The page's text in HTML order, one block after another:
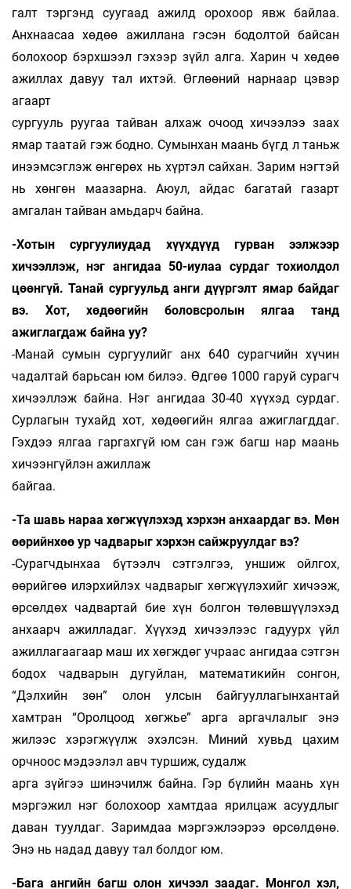
галт тэргэнд суугаад ажилд орохоор явж байлаа.
Анхнаасаа хөдөө ажиллана гэсэн бодолтой байсан
болохоор бэрхшээл гэхээр зүйл алга. Харин ч хөдөө
ажиллах давуу тал ихтэй. Өглөөний нарнаар цэвэр
агаарт
сургууль руугаа тайван алхаж очоод хичээлээ заах
ямар таатай гэж бодно. Сумынхан маань бүгд л таньж
инээмсэглэж өнгөрөх нь хүртэл сайхан. Зарим нэгтэй
нь хөнгөн маазарна. Аюул, айдас багатай газарт
амгалан тайван амьдарч байна.
-Хотын сургуулиудад хүүхдүүд гурван ээлжээр
хичээллэж, нэг ангидаа 50-иулаа сурдаг тохиолдол
цөөнгүй. Танай сургуульд анги дүүргэлт ямар байдаг
вэ. Хот, хөдөөгийн боловсролын ялгаа танд
ажиглагдаж байна уу?
-Манай сумын сургуулийг анх 640 сурагчийн хүчин
чадалтай барьсан юм билээ. Өдгөө 1000 гаруй сурагч
хичээллэж байна. Нэг ангидаа 30-40 хүүхэд сурдаг.
Сурлагын тухайд хот, хөдөөгийн ялгаа ажиглагддаг.
Гэхдээ ялгаа гаргахгүй юм сан гэж багш нар маань
хичээнгүйлэн ажиллаж
байгаа.
-Та шавь нараа хөгжүүлэхэд хэрхэн анхаардаг вэ. Мөн
өөрийнхөө ур чадварыг хэрхэн сайжруулдаг вэ?
-Сурагчдынхаа бүтээлч сэтгэлгээ, уншиж ойлгох,
өөрийгөө илэрхийлэх чадварыг хөгжүүлэхийг хичээж,
өрсөлдөх чадвартай бие хүн болгон төлөвшүүлэхэд
анхаарч ажилладаг. Хүүхэд хичээлээс гадуурх үйл
ажиллагаагаар маш их хөгждөг учраас ангидаа сэтгэн
бодох чадварын дугуйлан, математикийн сонгон,
“Дэлхийн зөн” олон улсын байгууллагынхантай
хамтран “Оролцоод хөгжье” арга аргачлалыг энэ
жилээс хэрэгжүүлж эхэлсэн. Миний хувьд цахим
орчноос мэдээлэл авч туршиж, судалж
арга зүйгээ шинэчилж байна. Гэр бүлийн маань хүн
мэргэжил нэг болохоор хамтдаа ярилцаж асуудлыг
даван туулдаг. Заримдаа мэргэжлээрээ өрсөлдөнө.
Энэ нь надад давуу тал болдог юм.
-Бага ангийн багш олон хичээл заадаг. Монгол хэл,